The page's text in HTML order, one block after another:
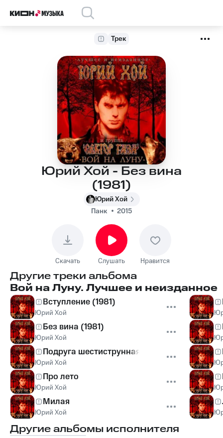
Трек
Юрий Хой - Без вина
(1981)
Юрий Хой
Панк
2015
Скачать Слушать Нравится
Другие треки альбома
Вой на Луну. Лучшее и неизданное
Вступление (1981)
Юрий Хой
Без вина (1981)
Юрий Хой
Подруга шестиструнная
Юрий Хой
Про лето
Юрий Хой
Милая
Юрий Хой
Другие альбомы исполнителя